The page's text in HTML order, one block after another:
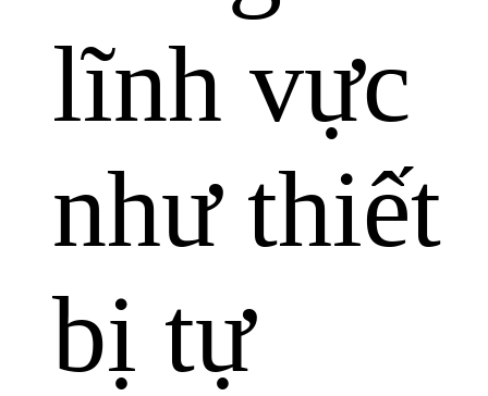
lĩnh vực
như thiết
bị tự